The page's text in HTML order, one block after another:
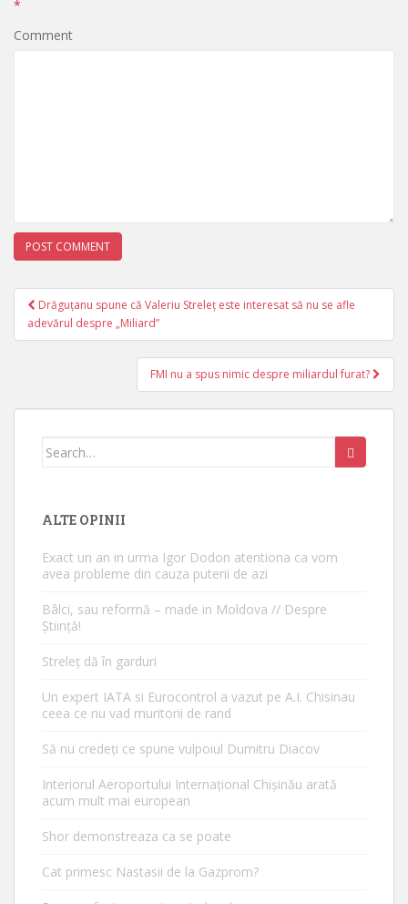
*
Comment
Post navigation
Drăguțanu spune că Valeriu Streleț este interesat să nu se afle
adevărul despre „Miliard”
FMI nu a spus nimic despre miliardul furat?
Search for:
ALTE OPINII
Exact un an in urma Igor Dodon atentiona ca vom
avea probleme din cauza puterii de azi
Bâlci, sau reformă – made in Moldova // Despre
Știință!
Streleț dă în garduri
Un expert IATA si Eurocontrol a vazut pe A.I. Chisinau
ceea ce nu vad muritorii de rand
Să nu credeți ce spune vulpoiul Dumitru Diacov
Interiorul Aeroportului Internațional Chișinău arată
acum mult mai european
Shor demonstreaza ca se poate
Cat primesc Nastasii de la Gazprom?